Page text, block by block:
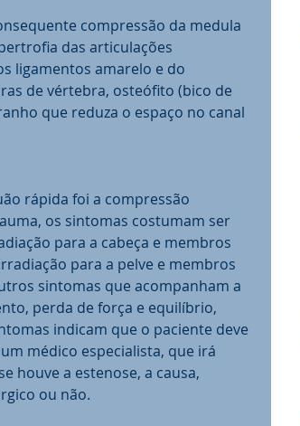
compressão da medula
das articulações
ligamentos amarelo e do
de vértebra, osteófito (bico de
que reduza o espaço no canal
rápida foi a compressão
os sintomas costumam ser
para a cabeça e membros
para a pelve e membros
sintomas que acompanham a
perda de força e equilíbrio,
indicam que o paciente deve
médico especialista, que irá
houve a estenose, a causa,
ou não.